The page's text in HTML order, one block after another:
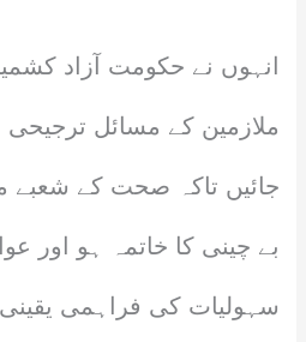
انہوں نے حکومت آزاد
ملازمین کے مسائل ترجیحی
جائیں تاکہ صحت کے شعبے
بے چینی کا خاتمہ ہو اور
سہولیات کی فراہمی